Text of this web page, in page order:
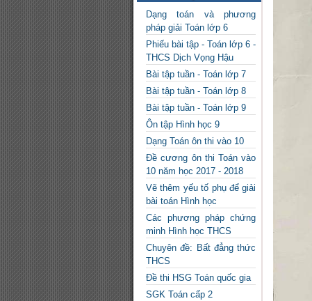
Dạng toán và phương
pháp giải Toán lớp 6
Phiếu bài tập - Toán lớp 6 -
THCS Dịch Vọng Hậu
Bài tập tuần - Toán lớp 7
Bài tập tuần - Toán lớp 8
Bài tập tuần - Toán lớp 9
Ôn tập Hình học 9
Dạng Toán ôn thi vào 10
Đề cương ôn thi Toán vào
10 năm học 2017 - 2018
Vẽ thêm yếu tố phụ để giải
bài toán Hình học
Các phương pháp chứng
minh Hình học THCS
Chuyên đề: Bất đẳng thức
THCS
Đề thi HSG Toán quốc gia
SGK Toán cấp 2